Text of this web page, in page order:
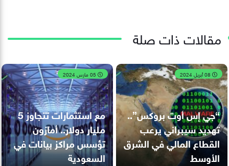
مقالات ذات صلة
“جي إس أوت بروكس”..
تهديد سيبراني يرعب
القطاع المالي في الشرق
الأوسط
مع استثمارات تتجاوز 5
مليار دولار.. أمازون
تؤسس مراكز بيانات في
السعودية